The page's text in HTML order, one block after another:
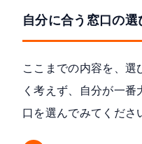
自分に合う窓口の選
ここまでの内容を、選
く考えず、自分が一番
口を選んでみてくださ